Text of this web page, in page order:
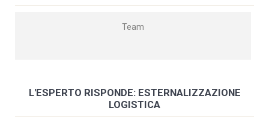
CERCA IL TUO ORDINE
Team
L'ESPERTO RISPONDE: ESTERNALIZZAZIONE
LOGISTICA